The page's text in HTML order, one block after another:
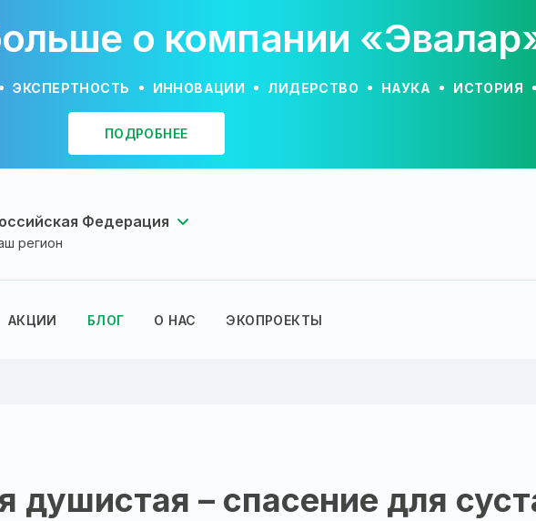
о компании
ЭКСПЕРТНОСТЬ ИННОВАЦИИ ЛИДЕРСТВО НАУКА ИСТОРИЯ
ПОДРОБНЕЕ
Федерация
регион
АКЦИИ БЛОГ О НАС ЭКОПРОЕКТЫ
душистая – спасение для